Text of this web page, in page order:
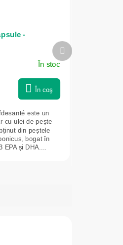
-
În stoc
În coş
este un
cu ulei de pește
din peștele
bogat în
și DHA....
Produsul
următor